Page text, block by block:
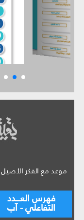
موعد مع الفكر
فهرس العـــدد
التفاعلي - آب